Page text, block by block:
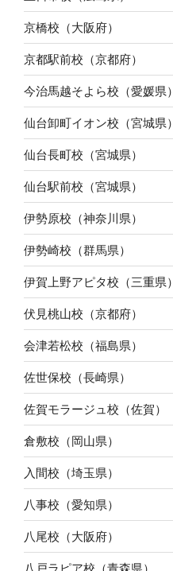
京橋校（大阪府）
京都駅前校（京都府）
今治馬越そよら校（愛媛県）
仙台卸町イオン校（宮城県）
仙台長町校（宮城県）
仙台駅前校（宮城県）
伊勢原校（神奈川県）
伊勢崎校（群馬県）
伊賀上野アピタ校（三重県）
伏見桃山校（京都府）
会津若松校（福島県）
佐世保校（長崎県）
佐賀モラージュ校（佐賀）
倉敷校（岡山県）
入間校（埼玉県）
八事校（愛知県）
八尾校（大阪府）
八戸ラピア校（青森県）